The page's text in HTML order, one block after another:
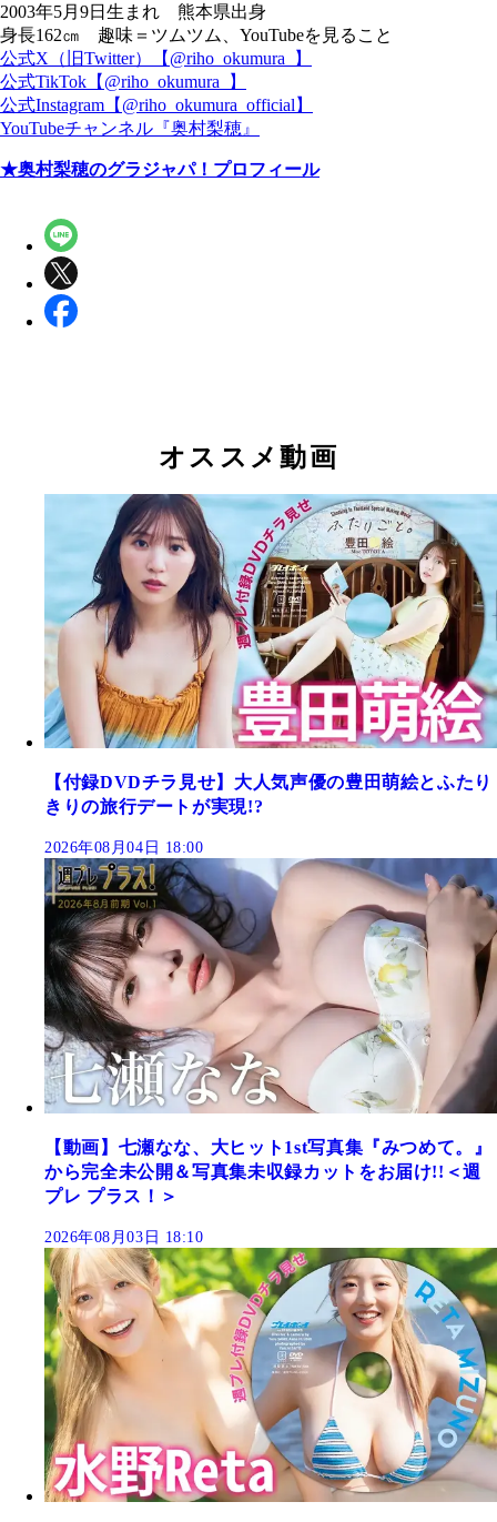
2003年5月9日生まれ 熊本県出身
身長162㎝ 趣味＝ツムツム、YouTubeを見ること
公式X（旧Twitter）【@riho_okumura_】
公式TikTok【@riho_okumura_】
公式Instagram【@riho_okumura_official】
YouTubeチャンネル『奥村梨穂』
★奥村梨穂のグラジャパ！プロフィール
オススメ動画
【付録DVDチラ見せ】大人気声優の豊田萌絵とふたり
きりの旅行デートが実現!?
2026年08月04日 18:00
【動画】七瀬なな、大ヒット1st写真集『みつめて。』
から完全未公開＆写真集未収録カットをお届け!!＜週
プレ プラス！＞
2026年08月03日 18:10